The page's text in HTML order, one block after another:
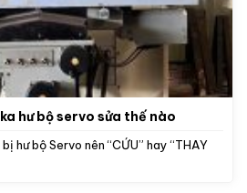
hư bộ servo sửa thế nào
hư bộ Servo nên “CỨU” hay “THAY